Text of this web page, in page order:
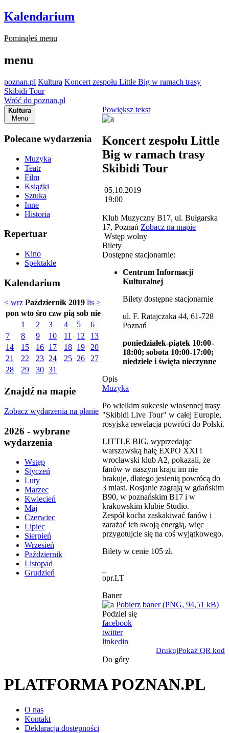
Kalendarium
Pominąłeś menu
menu
poznan.pl Kultura Koncert zespołu Little Big w ramach trasy
Skibidi Tour
Wróć do poznan.pl
Kultura
Menu
Polecane wydarzenia
Muzyka
Teatr
Film
Książki
Sztuka
Inne
Historia
Repertuar
Kino
Spektakle
Kalendarium
< wrz Październik 2019 lis >
pon wto śro czw pią sob nie
1
2 3 4 5
6
7
8 9 10 11 12
13
14
15 16 17 18 19
20
21
22 23 24 25 26
27
28
29 30 31
Znajdź na mapie
Zobacz wydarzenia na planie
2026 - wybrane
wydarzenia
Wstęp
Styczeń
Luty
Marzec
Kwiecień
Maj
Czerwiec
Lipiec
Sierpień
Wrzesień
Październik
Listopad
Grudzień
Powiększ tekst
Koncert zespołu Little
Big w ramach trasy
Skibidi Tour
05.10.2019
19:00
Klub Muzyczny B17, ul. Bułgarska
17, Poznań Zobacz na mapie
Wstęp wolny
Bilety
Dostępne stacjonarnie:
Centrum Informacji
Kulturalnej
Bilety dostępne stacjonarnie
ul. F. Ratajczaka 44, 61-728
Poznań
poniedziałek-piątek 10:00-
18:00; sobota 10:00-17:00;
niedziele i święta nieczynne
Opis
Muzyka
Po wielkim sukcesie wiosennej trasy
"Skibidi Live Tour" w całej Europie,
rosyjska rewelacja powróci do Polski.
LITTLE BIG, wyprzedając
warszawską halę EXPO XXI i
wrocławski klub A2, pokazali, że
fanów w naszym kraju im nie
brakuje, dlatego jesienią powrócą do
3 miast. Rosjanie zagrają w gdańskim
B90, w poznańskim B17 i w
krakowskim klubie Studio.
Zespół kocha zaskakiwać fanów i
zarażać ich swoją energią, więc
przygotujcie się na coś wyjątkowego.
Bilety w cenie 105 zł.
opr.LT
Baner
Pobierz baner (PNG, 94,51 kB)
Podziel się
facebook
twitter
linkedin
DrukujPokaż QR kod
Do góry
PLATFORMA POZNAN.PL
O nas
Kontakt
Deklaracja dostępności